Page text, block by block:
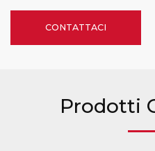
CONTATTACI
Prodotti